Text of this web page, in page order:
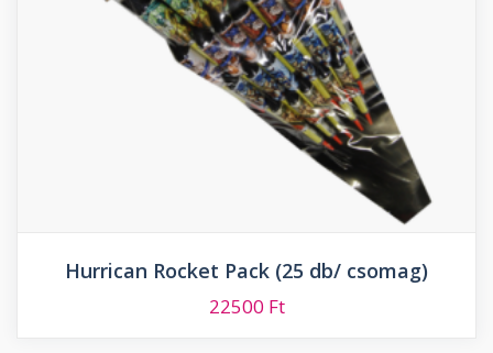
Hurrican Rocket Pack (25 db/ csomag)
22500 Ft